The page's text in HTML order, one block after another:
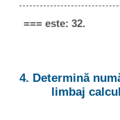
=== este: 32.
4. Determină
limbaj